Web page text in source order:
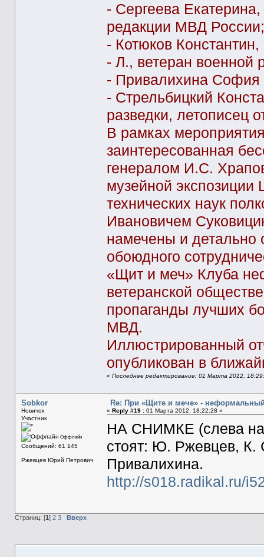
- Сергеева
редакции МВД России;
- Котюков
- Л., ветеран военной
- Привалихина София
- Стрельбицкий
разведки, летописец
В рамках
заинтересованная
генералом И.С.
музейной
технических наук
Ивановичем
намечены и детально
обоюдного
«Щит и меч» Клуба
ветеранской
пропаганды лучших
МВД.
Иллюстрированный
опубликован в
« Последнее редактирование: 01 Марта 2012,
Sobkor
Новичок
Участник
Оффлайн
Сообщений: 61 145
Ржевцев Юрий Петрович
Re: При «Щите и мече» -
« Reply #19 :01 Марта 2012, 18:22:28 »
НА СНИМКЕ (слева
стоят: Ю. Ржевцев, К.
Привалихина.
http://s018.radikal.ru/
Страниц: [1] 2 3 Вверх